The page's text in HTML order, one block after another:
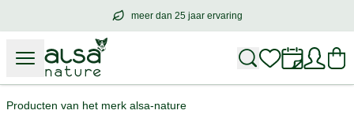
meer dan 25 jaar ervaring
meer dan25 jaar ervaring
Producten van het merk alsa-nature